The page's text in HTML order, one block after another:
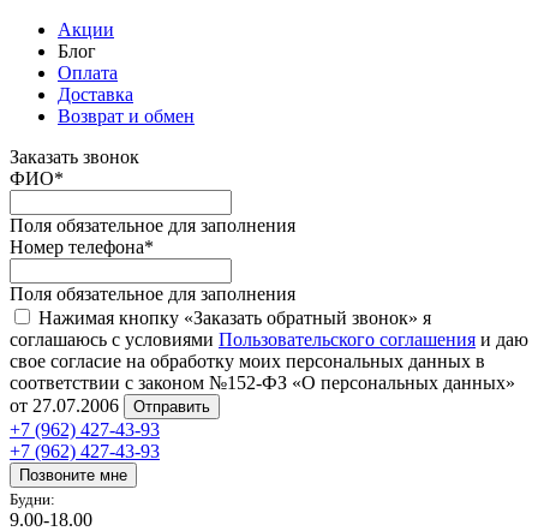
Акции
Блог
Оплата
Доставка
Возврат и обмен
Заказать звонок
ФИО*
Поля обязательное для заполнения
Номер телефона*
Поля обязательное для заполнения
Нажимая кнопку «Заказать обратный звонок» я
соглашаюсь с условиями Пользовательского соглашения и даю
свое согласие на обработку моих персональных данных в
соответствии с законом №152-ФЗ «О персональных данных»
от 27.07.2006
Отправить
+7 (962) 427-43-93
+7 (962) 427-43-93
Позвоните мне
Будни:
9.00-18.00